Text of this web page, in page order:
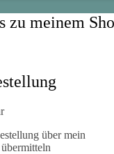
zu meinem
über mein
übermitteln